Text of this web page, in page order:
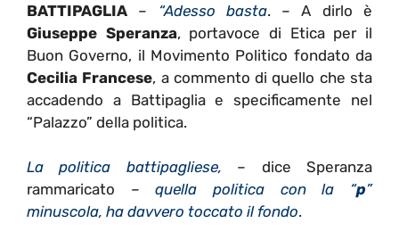
BATTIPAGLIA – “Adesso basta. – A dirlo è
Giuseppe Speranza, portavoce di Etica per il
Buon Governo, il Movimento Politico fondato da
Cecilia Francese, a commento di quello che sta
accadendo a Battipaglia e specificamente nel
“Palazzo” della politica.
La politica battipagliese,
– dice Speranza
rammaricato –quella politica con la “p”
minuscola, ha davvero toccato il fondo.